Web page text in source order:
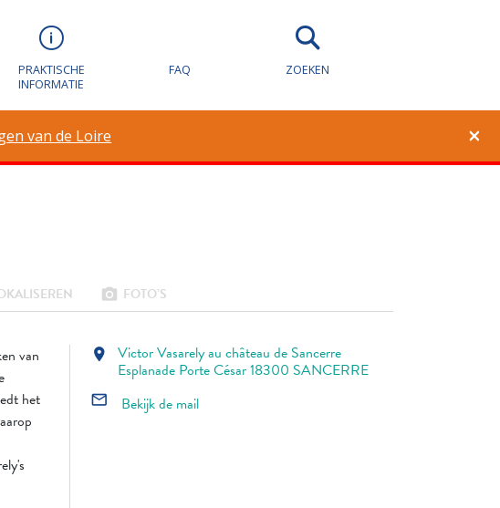
PRAKTISCHE
INFORMATIE
FAQ ZOEKEN
×
van de Loire
de
1 0
photo_camera FOTO’S
van
het
location_on Victor Vasarely au château de Sancerre
Esplanade Porte César 18300 SANCERRE
mail_outline Bekijk de mail